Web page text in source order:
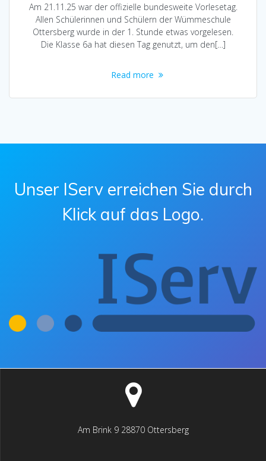
Am 21.11.25 war der offizielle bundesweite Vorlesetag.
Allen Schülerinnen und Schülern der Wümmeschule
Ottersberg wurde in der 1. Stunde etwas vorgelesen.
Die Klasse 6a hat diesen Tag genutzt, um den[…]
Read more
Unser IServ erreichen Sie durch
Klick auf das Logo.
Am Brink 9 28870 Ottersberg